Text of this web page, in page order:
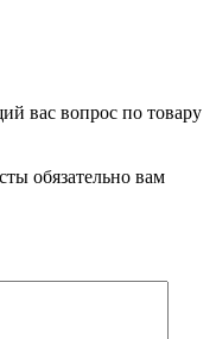
вас вопрос по товару
обязательно вам